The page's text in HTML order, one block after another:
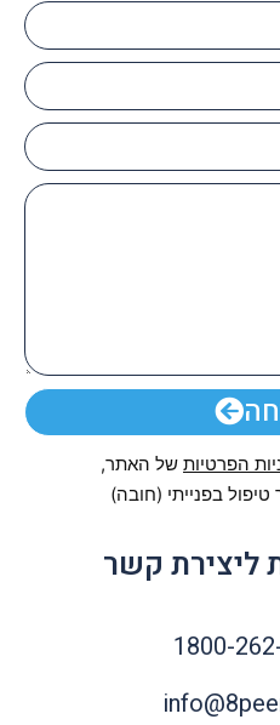
הפרטיות של האתר,
בפנייתי (חובה)
ליצירת קשר
1800-